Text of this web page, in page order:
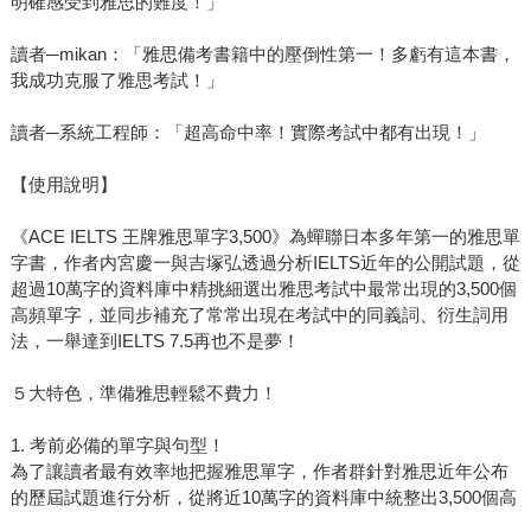
讀者─mikan：「雅思備考書籍中的壓倒性第一！多虧有這本書，
我成功克服了雅思考試！」
讀者─系統工程師：「超高命中率！實際考試中都有出現！」
【使用說明】
《ACE IELTS 王牌雅思單字3,500》為蟬聯日本多年第一的雅思單
字書，作者内宮慶一與吉塚弘透過分析IELTS近年的公開試題，從
超過10萬字的資料庫中精挑細選出雅思考試中最常出現的3,500個
高頻單字，並同步補充了常常出現在考試中的同義詞、衍生詞用
法，一舉達到IELTS 7.5再也不是夢！
５大特色，準備雅思輕鬆不費力！
1. 考前必備的單字與句型！
為了讓讀者最有效率地把握雅思單字，作者群針對雅思近年公布
的歷屆試題進行分析，從將近10萬字的資料庫中統整出3,500個高